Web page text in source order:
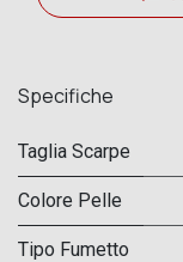
Specifiche
Taglia Scarpe
Colore Pelle
Tipo Fumetto